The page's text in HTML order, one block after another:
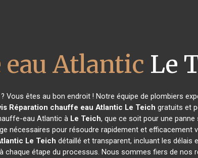
Atlantic Le
? Vous êtes au bon endroit ! Notre équipe de plombiers
Réparation chauffe eau Atlantic Le Teich gratuits et
eau Atlantic à Le Teich, que ce soit pour une panne
nécessaires pour résoudre rapidement et efficacement
Le Teich détaillé et transparent, incluant les délais
étape du processus. Nous sommes fiers de nos